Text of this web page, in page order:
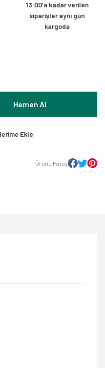
13:00’a kadar verilen
siparişler aynı gün
kargoda
Hemen Al
Ürünü Payaş